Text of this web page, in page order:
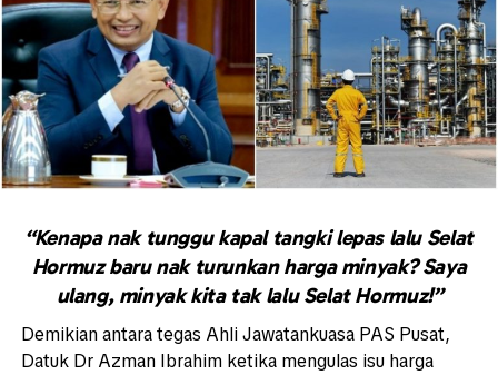
“Kenapa nak tunggu kapal tangki lepas lalu Selat
Hormuz baru nak turunkan harga minyak? Saya
ulang, minyak kita tak lalu Selat Hormuz!”
Demikian antara tegas Ahli Jawatankuasa PAS Pusat,
Datuk Dr Azman Ibrahim ketika mengulas isu harga